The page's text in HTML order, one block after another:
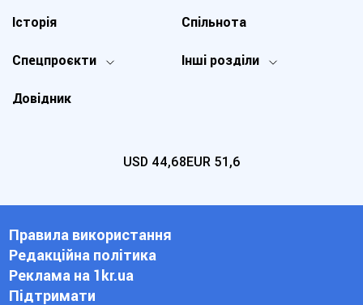
Спецпроєкти Інші розділи
Історія
Довідник
Спільнота
USD 44,68EUR 51,6
Правила використання
Редакційна політика
Реклама на 1kr.ua
Підтримати